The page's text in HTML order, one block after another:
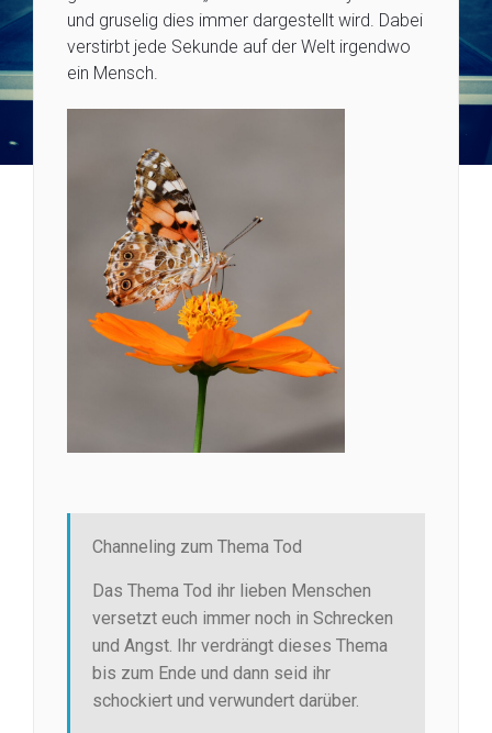
und gruselig dies immer dargestellt wird. Dabei
verstirbt jede Sekunde auf der Welt irgendwo
ein Mensch.
Channeling zum Thema Tod
Das Thema Tod ihr lieben Menschen
versetzt euch immer noch in Schrecken
und Angst. Ihr verdrängt dieses Thema
bis zum Ende und dann seid ihr
schockiert und verwundert darüber.